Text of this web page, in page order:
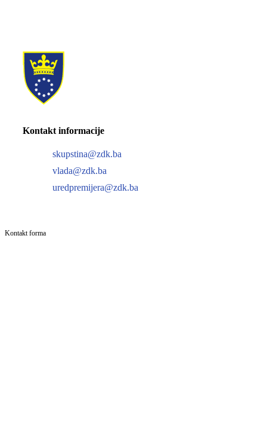
Kontakt informacije
skupstina@zdk.ba
vlada@zdk.ba
uredpremijera@zdk.ba
Kontakt forma